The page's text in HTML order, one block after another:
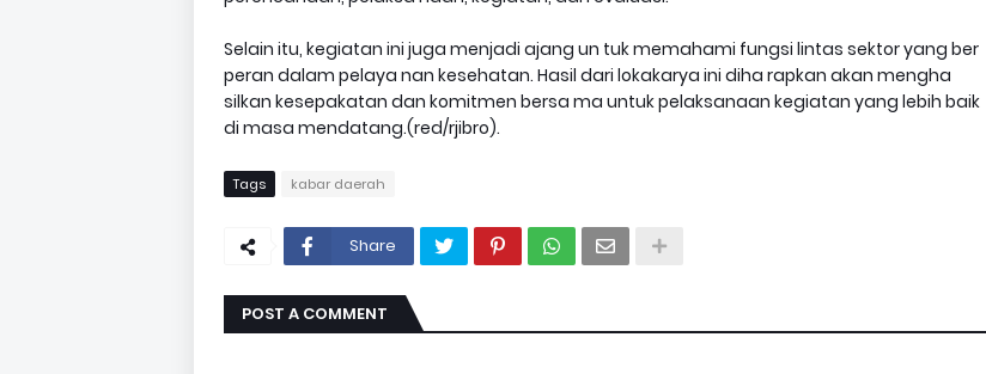
Selain itu, kegiatan ini juga menjadi ajang un tuk memahami fungsi lintas sektor yang ber
peran dalam pelaya nan kesehatan. Hasil dari lokakarya ini diha rapkan akan mengha
silkan kesepakatan dan komitmen bersa ma untuk pelaksanaan kegiatan yang lebih baik
di masa mendatang.(red/rjibro).
Tags kabar daerah
Share
POST A COMMENT